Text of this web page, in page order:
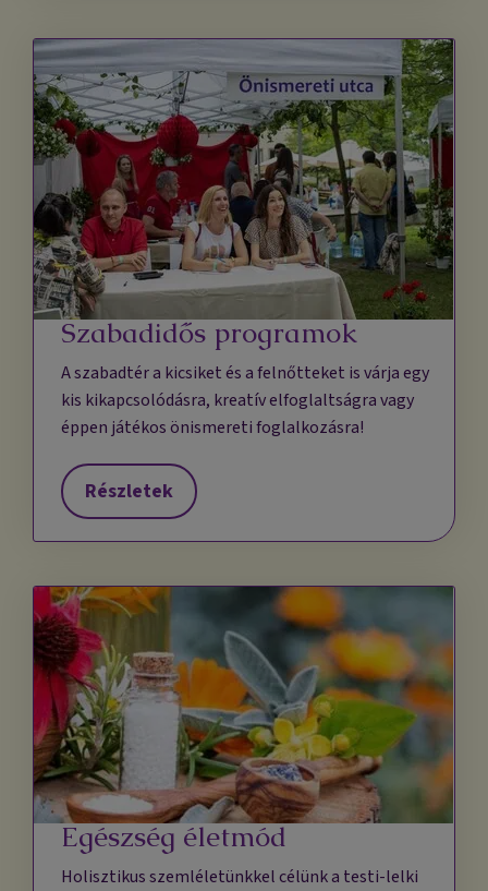
Szabadidős programok
A szabadtér a kicsiket és a felnőtteket is várja egy
kis kikapcsolódásra, kreatív elfoglaltságra vagy
éppen játékos önismereti foglalkozásra!
Részletek
Egészség életmód
Holisztikus szemléletünkkel célünk a testi-lelki